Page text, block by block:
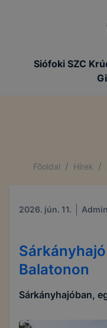
Siófoki SZC
Főoldal / Hírek /
2026. jún. 11. Admin
Balatonon
Sárkányhajóban,